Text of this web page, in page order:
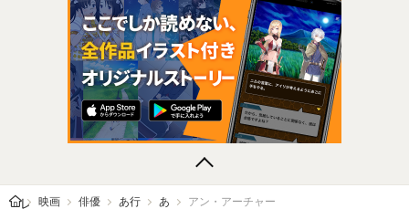
レビューン トップ
映画 俳優 あ行 あ アン・アーチャー